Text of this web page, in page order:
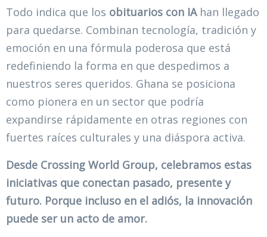
Todo indica que los obituarios con IAhan llegado
para quedarse. Combinan tecnología, tradición y
emoción en una fórmula poderosa que está
redefiniendo la forma en que despedimos a
nuestros seres queridos. Ghana se posiciona
como pionera en un sector que podría
expandirse rápidamente en otras regiones con
fuertes raíces culturales y una diáspora activa.
Desde Crossing World Group, celebramos estas
iniciativas que conectan pasado, presente y
futuro. Porque incluso en el adiós, la innovación
puede ser un acto de amor.